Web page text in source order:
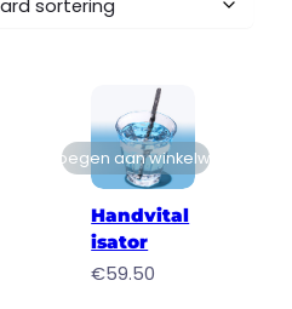
Toevoegen aan winkelwagen
Handvital
isator
€59.50